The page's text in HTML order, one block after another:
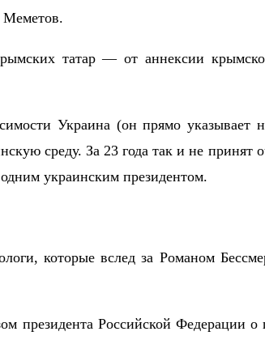
татар — от аннексии
Украина (он прямо
среду. За 23 года так и не
украинским президентом.
которые вслед за Романом
президента Российской Федерации